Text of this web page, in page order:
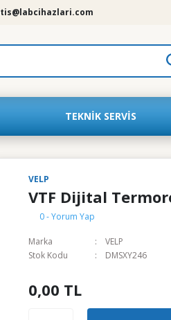
TEKNIK SERVIS
VELP
VTF Dijital
0 - Yorum Yap
Marka
VELP
Stok Kodu
DMSXY246
0,00 TL